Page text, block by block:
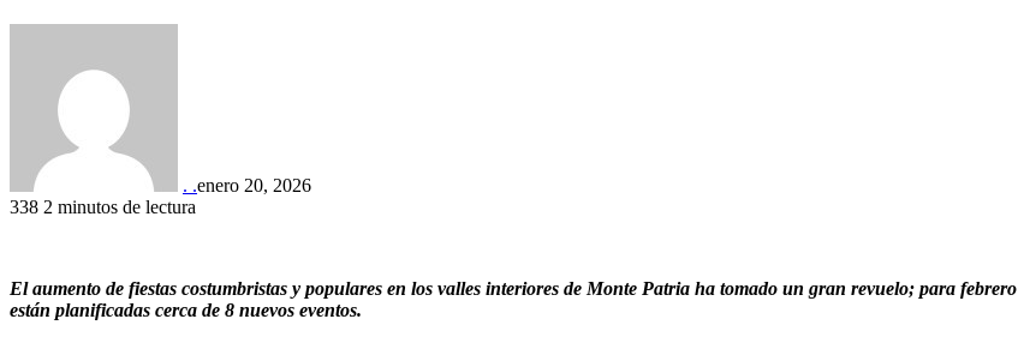
. .enero 20, 2026
338 2 minutos de lectura
El aumento de fiestas costumbristas y populares en los valles interiores de Monte Patria ha tomado un gran revuelo; para febrero
están planificadas cerca de 8 nuevos eventos.